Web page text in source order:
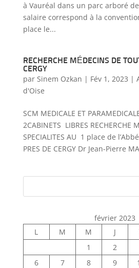
à Vauréal dans un parc arboré
salaire correspond à la
place le...
RECHERCHE MÉDECINS DE
CERGY
par Sinem Ozkan | Fév 1, 2023 |
d'Oise
SCM MEDICALE ET
2CABINETS LIBRES RECHERCHE
SPECIALITES AU 1 place de
PRES DE CERGY Dr Jean-Pierre
février 2023
L
M M J
1
2
6
7 8 9